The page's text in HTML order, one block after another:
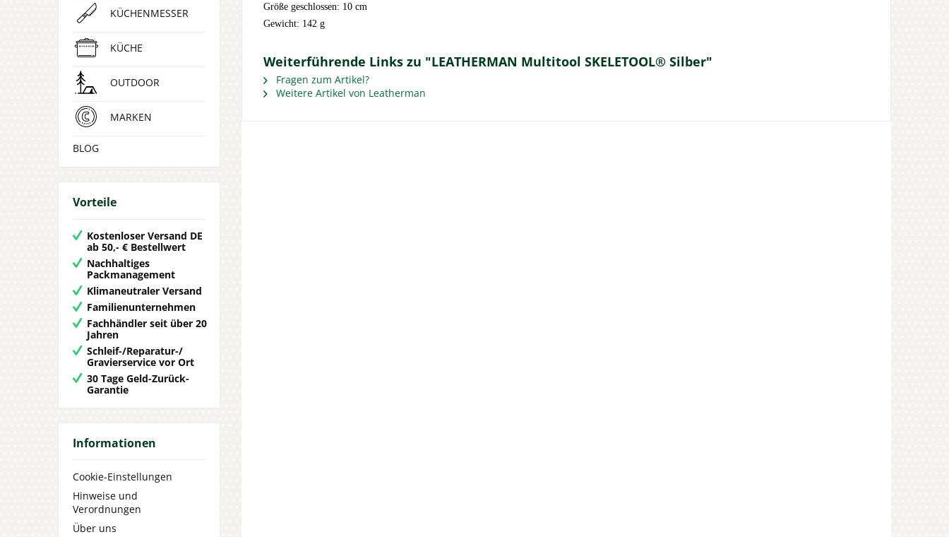
KÜCHENMESSER
KÜCHE
OUTDOOR
MARKEN
BLOG
Vorteile
Kostenloser Versand DE
ab 50,- € Bestellwert
Nachhaltiges
Packmanagement
Klimaneutraler Versand
Familienunternehmen
Fachhändler seit über 20
Jahren
Schleif-/Reparatur-/
Gravierservice vor Ort
30 Tage Geld-Zurück-
Garantie
Informationen
Cookie-Einstellungen
Hinweise und
Verordnungen
Über uns
Größe geschlossen: 10 cm
Gewicht: 142 g
Weiterführende Links zu "LEATHERMAN Multitool SKELETOOL® Silber"
Fragen zum Artikel?
Weitere Artikel von Leatherman